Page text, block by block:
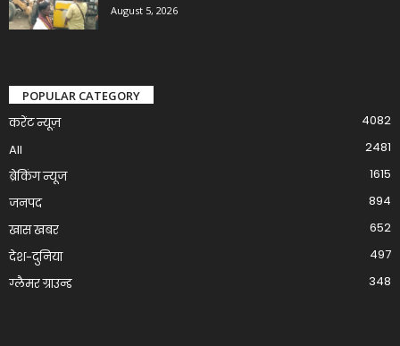
August 5, 2026
POPULAR CATEGORY
करेंट न्यूज़
4082
All
2481
ब्रेकिंग न्यूज
1615
जनपद
894
खास खबर
652
देश-दुनिया
497
ग्लैमर ग्राउन्ड
348